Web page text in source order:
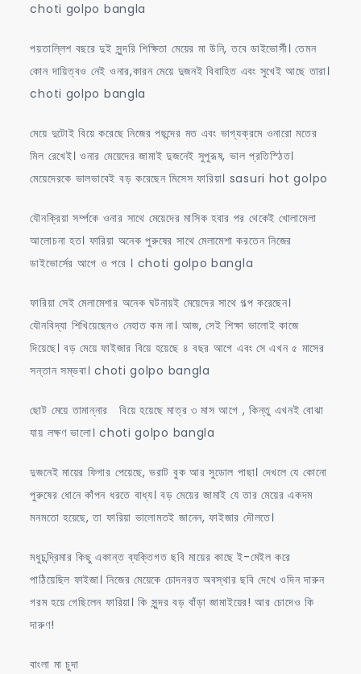
choti golpo bangla
পয়তাল্লিশ বছরে দুই সুন্দরি শিক্ষিতা মেয়ের মা উনি, তবে ডাইভোর্সী। তেমন
কোন দায়িত্বও নেই ওনার,কারন মেয়ে দুজনই বিবাহিত এবং সুখেই আছে তারা।
choti golpo bangla
মেয়ে দুটোই বিয়ে করেছে নিজের পছন্দের মত এবং ভাগ্যক্রমে ওনারো মতের
মিল রেখেই। ওনার মেয়েদের জামাই দুজনেই সুপুরূষ, ভাল প্রতিস্ঠিত।
মেয়েদেরকে ভালভাবেই বড় করেছেন মিসেস ফারিয়া। sasuri hot golpo
যৌনক্রিয়া সর্ম্পকে ওনার সাথে মেয়েদের মাসিক হবার পর থেকেই খোলামেলা
আলোচনা হত। ফারিয়া অনেক পুরুষের সাথে মেলামেশা করতেন নিজের
ডাইভোর্সের আগে ও পরে । choti golpo bangla
ফারিয়া সেই মেলামেশার অনেক ঘটনায়ই মেয়েদের সাথে গল্প করেছেন।
যৌনবিদ্যা শিখিয়েছেনও নেহাত কম না। আজ, সেই শিক্ষা ভালোই কাজে
দিয়েছে। বড় মেয়ে ফাইজার বিয়ে হয়েছে ৪ বছর আগে এবং সে এখন ৫ মাসের
সন্তান সম্ভবা। choti golpo bangla
ছোট মেয়ে তামান্নার বিয়ে হয়েছে মাত্র ৩ মাস আগে , কিন্তু এখনই বোঝা
যায় লক্ষণ ভালো। choti golpo bangla
দুজনেই মায়ের ফিগার পেয়েছে, ভরাট বুক আর সুডোল পাছা। দেখলে যে কোনো
পুরুষের ধোনে কাঁপন ধরতে বাধ্য। বড় মেয়ের জামাই যে তার মেয়ের একদম
মনমতো হয়েছে, তা ফারিয়া ভালোমতই জানেন, ফাইজার দৌলতে।
মধুচন্দ্রিমার কিছু একান্ত ব্যক্তিগত ছবি মায়ের কাছে ই-মেইল করে
পাঠিয়েছিল ফাইজা। নিজের মেয়েকে চোদনরত অবস্থার ছবি দেখে ওদিন দারুন
গরম হয়ে গেছিলেন ফারিয়া। কি সুন্দর বড় বাঁড়া জামাইয়ের! আর চোদেও কি
দারুণ!
বাংলা মা চুদা